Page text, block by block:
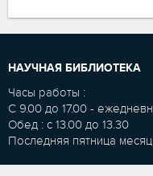
НАУЧНАЯ БИБЛИОТЕКА
Часы работы :
С 9.00 до 17.00 -
Обед : с 13.00 до 13.30
Последняя пятница